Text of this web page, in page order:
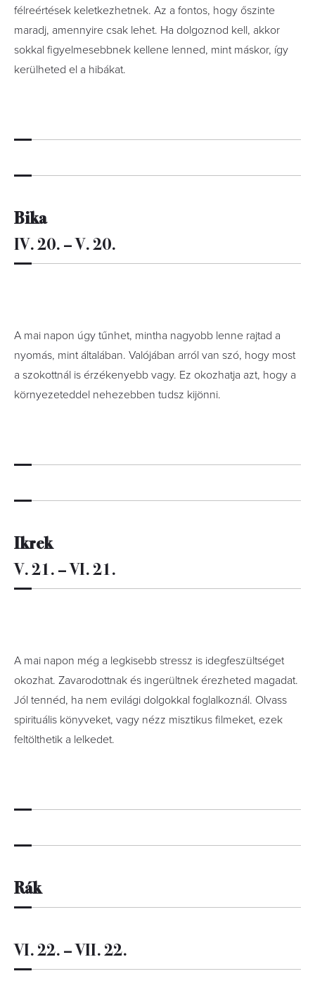
félreértések keletkezhetnek. Az a fontos, hogy őszinte
maradj, amennyire csak lehet. Ha dolgoznod kell, akkor
sokkal figyelmesebbnek kellene lenned, mint máskor, így
kerülheted el a hibákat.
Bika
IV. 20. – V. 20.
A mai napon úgy tűnhet, mintha nagyobb lenne rajtad a
nyomás, mint általában. Valójában arról van szó, hogy most
a szokottnál is érzékenyebb vagy. Ez okozhatja azt, hogy a
környezeteddel nehezebben tudsz kijönni.
Ikrek
V. 21. – VI. 21.
A mai napon még a legkisebb stressz is idegfeszültséget
okozhat. Zavarodottnak és ingerültnek érezheted magadat.
Jól tennéd, ha nem evilági dolgokkal foglalkoznál. Olvass
spirituális könyveket, vagy nézz misztikus filmeket, ezek
feltölthetik a lelkedet.
Rák
VI. 22. – VII. 22.